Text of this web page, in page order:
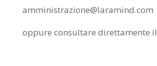
amministrazione@laramind.com
oppure consultare direttamente